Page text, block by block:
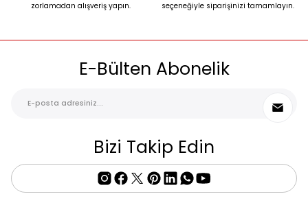
zorlamadan alışveriş yapın.
seçeneğiyle siparişinizi tamamlayın.
E-Bülten Abonelik
Bizi Takip Edin